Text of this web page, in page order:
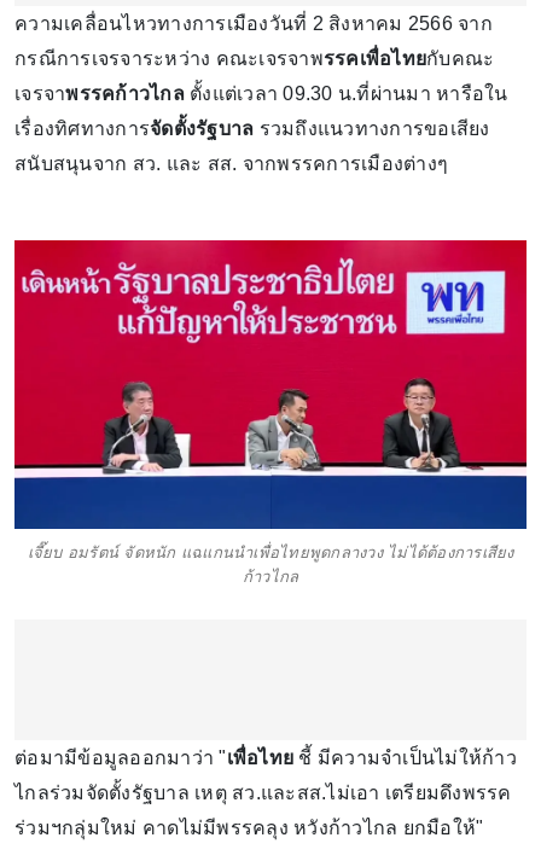
ความเคลื่อนไหวทางการเมืองวันที่ 2 สิงหาคม 2566 จาก
กรณีการเจรจาระหว่าง คณะเจรจาพรรคเพื่อไทยกับคณะ
เจรจาพรรคก้าวไกลตั้งแต่เวลา 09.30 น.ที่ผ่านมา หารือใน
เรื่องทิศทางการจัดตั้งรัฐบาล รวมถึงแนวทางการขอเสียง
สนับสนุนจาก สว. และ สส. จากพรรคการเมืองต่างๆ
เจี๊ยบ อมรัตน์ จัดหนัก แฉแกนนำเพื่อไทยพูดกลางวง ไม่ได้ต้องการเสียง
ก้าวไกล
ต่อมามีข้อมูลออกมาว่า "เพื่อไทย ชี้ มีความจำเป็นไม่ให้ก้าว
ไกลร่วมจัดตั้งรัฐบาล เหตุ สว.และสส.ไม่เอา เตรียมดึงพรรค
ร่วมฯกลุ่มใหม่ คาดไม่มีพรรคลุง หวังก้าวไกล ยกมือให้"